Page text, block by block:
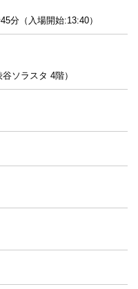
分（入場開始:13:40）
ソラスタ 4階）